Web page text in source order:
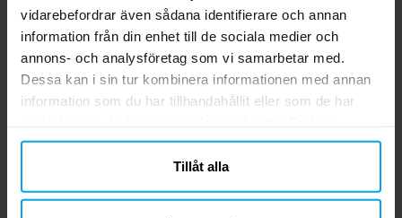
vidarebefordrar även sådana identifierare och annan
information från din enhet till de sociala medier och
annons- och analysföretag som vi samarbetar med.
Dessa kan i sin tur kombinera informationen med annan
information som du har tillhandahållit eller som de har
närsomhelst ändra ditt samtycke.
Tillåt alla
Disney Frost - Ballonger
Avengers - Flaggirlang